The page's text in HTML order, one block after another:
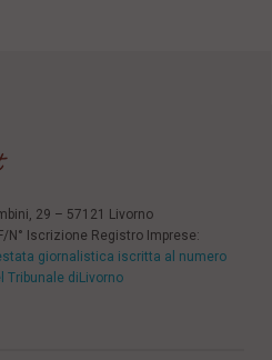
29 – 57121 Livorno
N° Iscrizione Registro Imprese:
giornalistica iscritta al numero
Tribunale diLivorno